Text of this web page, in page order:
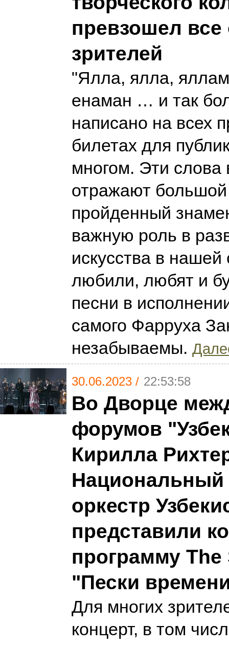
превзошел
зрителей
"Ялла, ялла,
енаман … и так
написано на всех
билетах для
многом. Эти слова
отражают большой
пройденный
важную роль в
искусства в
любили, любят и
песни в
самого Фарруха
незабываемы.
30.06.2023 / 22:53:58
Во Дворце
форумов
Кирилла
оркестр
представили
программу The
"Пески
Для многих
концерт, в том